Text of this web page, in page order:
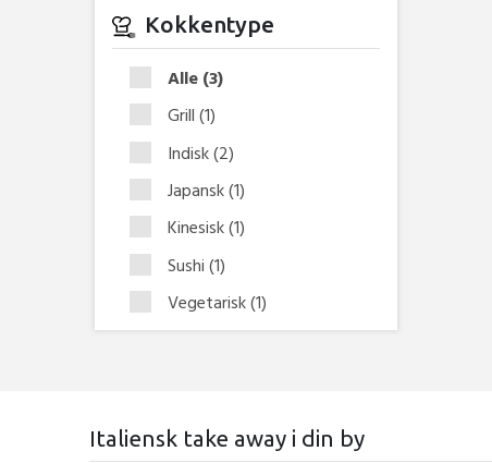
Kokkentype
Alle (3)
Grill (1)
Indisk(2)
Japansk(1)
Kinesisk(1)
Sushi (1)
Vegetarisk(1)
Italiensk take away i din by